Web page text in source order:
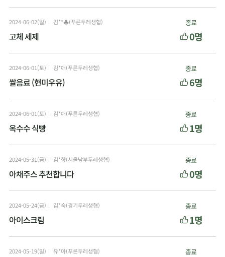
2024-06-02(일) 김**♣(푸른두레생협)
고체 세제
종료
0명
2024-06-01(토) 김*애(푸른두레생협)
쌀음료 (현미우유)
종료
6명
2024-06-01(토) 김*애(푸른두레생협)
옥수수 식빵
종료
1명
2024-05-31(금) 김*향(서울남부두레생협)
아채주스 추천합니다
종료
0명
2024-05-24(금) 김*숙(경기두레생협)
아이스크림
종료
1명
2024-05-19(일) 유*아(푸른두레생협) 종료